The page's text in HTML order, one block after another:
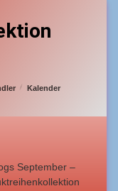
Categories:
Kalender
September –